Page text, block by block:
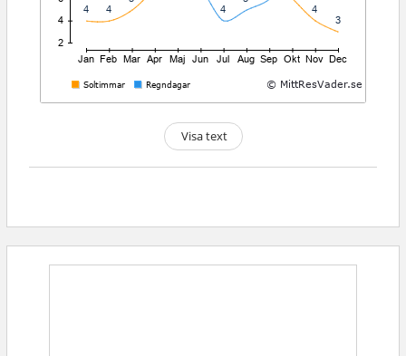
Visa text